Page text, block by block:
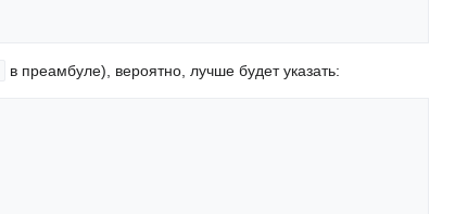
в преамбуле), вероятно, лучше будет указать: